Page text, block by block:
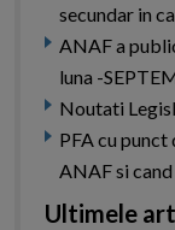
secundar in
ANAF a
luna -
Noutati
PFA cu punct
ANAF si
Ultimele